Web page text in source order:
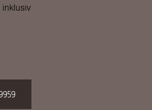
inklusiv